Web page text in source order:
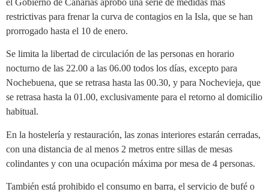
el Gobierno de Canarias aprobó una serie de medidas más
restrictivas para frenar la curva de contagios en la Isla, que se han
prorrogado hasta el 10 de enero.
Se limita la libertad de circulación de las personas en horario
nocturno de las 22.00 a las 06.00 todos los días, excepto para
Nochebuena, que se retrasa hasta las 00.30, y para Nochevieja, que
se retrasa hasta la 01.00, exclusivamente para el retorno al domicilio
habitual.
En la hostelería y restauración, las zonas interiores estarán cerradas,
con una distancia de al menos 2 metros entre sillas de mesas
colindantes y con una ocupación máxima por mesa de 4 personas.
También está prohibido el consumo en barra, el servicio de bufé o